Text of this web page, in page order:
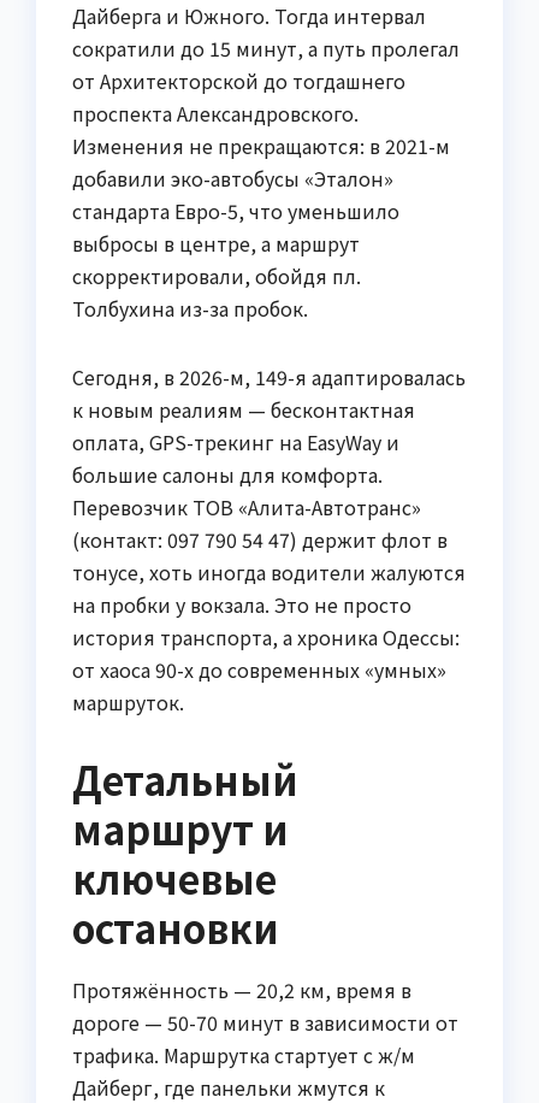
Дайберга и Южного. Тогда интервал
сократили до 15 минут, а путь пролегал
от Архитекторской до тогдашнего
проспекта Александровского.
Изменения не прекращаются: в 2021-м
добавили эко-автобусы «Эталон»
стандарта Евро-5, что уменьшило
выбросы в центре, а маршрут
скорректировали, обойдя пл.
Толбухина из-за пробок.
Сегодня, в 2026-м, 149-я адаптировалась
к новым реалиям — бесконтактная
оплата, GPS-трекинг на EasyWay и
большие салоны для комфорта.
Перевозчик ТОВ «Алита-Автотранс»
(контакт: 097 790 54 47) держит флот в
тонусе, хоть иногда водители жалуются
на пробки у вокзала. Это не просто
история транспорта, а хроника Одессы:
от хаоса 90-х до современных «умных»
маршруток.
Детальный
маршрут и
ключевые
остановки
Протяжённость — 20,2 км, время в
дороге — 50-70 минут в зависимости от
трафика. Маршрутка стартует с ж/м
Дайберг, где панельки жмутся к